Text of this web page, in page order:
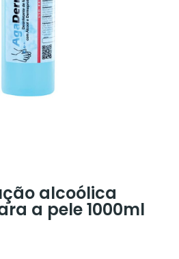
alcoólica
a pele 1000ml